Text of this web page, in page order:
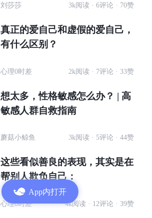
刘莎莎 3k阅读 · 6评论 · 70赞
真正的爱自己和虚假的爱自己，
有什么区别？
心理0时差 2k阅读 · 7评论 · 33赞
想太多，性格敏感怎么办？ | 高
敏感人群自救指南
蘑菇小鲸鱼 3k阅读 · 5评论 · 44赞
这些看似善良的表现，其实是在
帮别人欺负自己：
心理0时差 4k阅读 · 12评论 · 39赞
App内打开